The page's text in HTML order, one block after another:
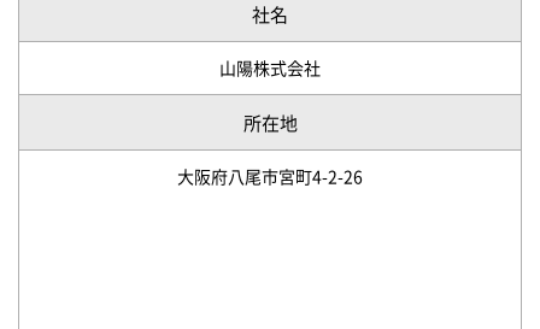
社名
山陽株式会社
所在地
大阪府八尾市宮町4-2-26